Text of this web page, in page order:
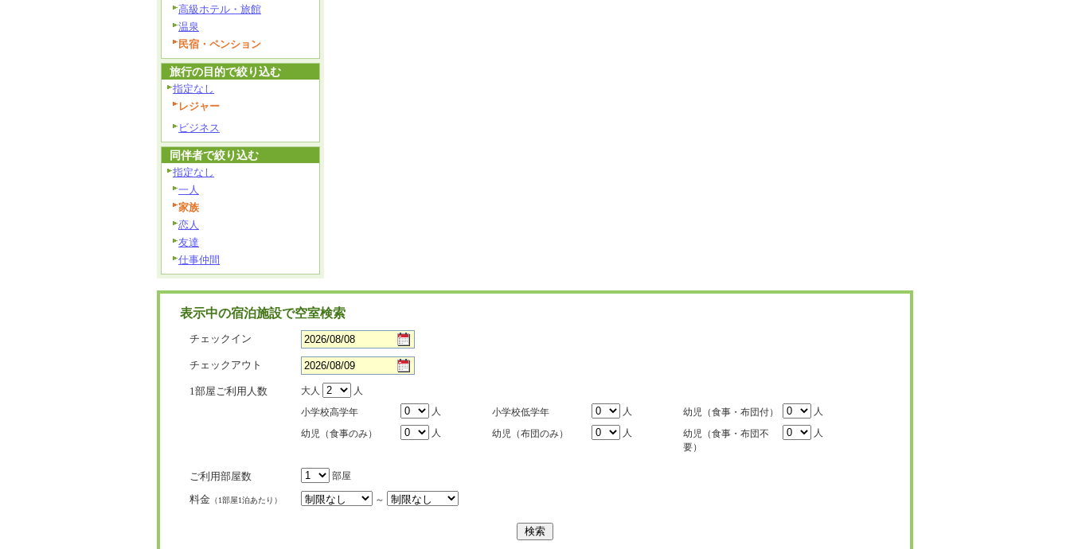
高級ホテル・旅館
温泉
民宿・ペンション
旅行の目的で絞り込む
指定なし
レジャー
ビジネス
同伴者で絞り込む
指定なし
一人
家族
恋人
友達
仕事仲間
表示中の宿泊施設で空室検索
チェックイン
チェックアウト
1部屋ご利用人数 大人
人
小学校高学年
人 小学校低学年 人 幼児（食事・布団付）
人
幼児（食事のみ）
人 幼児（布団のみ） 人
幼児（食事・布団不
要）
人
ご利用部屋数 部屋
料金 （1部屋1泊あたり） ～